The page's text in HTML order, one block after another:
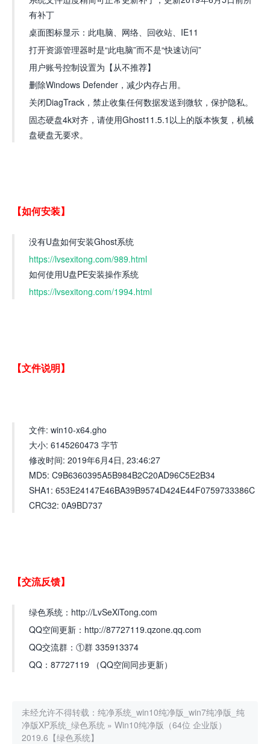
有补丁
桌面图标显示：此电脑、网络、回收站、IE11
打开资源管理器时是“此电脑”而不是“快速访问”
用户账号控制设置为【从不推荐】
删除Windows Defender，减少内存占用。
关闭DiagTrack，禁止收集任何数据发送到微软，保护隐私。
固态硬盘4k对齐，请使用Ghost11.5.1以上的版本恢复，机械
盘硬盘无要求。
【如何安装】
没有U盘如何安装Ghost系统
https://lvsexitong.com/989.html
如何使用U盘PE安装操作系统
https://lvsexitong.com/1994.html
【文件说明】
文件: win10-x64.gho
大小: 6145260473 字节
修改时间: 2019年6月4日, 23:46:27
MD5: C9B6360395A5B984B2C20AD96C5E2B34
SHA1: 653E24147E46BA39B9574D424E44F0759733386C
CRC32: 0A9BD737
【交流反馈】
绿色系统：http://LvSeXiTong.com
QQ空间更新：http://87727119.qzone.qq.com
QQ交流群：①群 335913374
QQ：87727119 （QQ空间同步更新）
未经允许不得转载： 纯净系统_win10纯净版_win7纯净版_纯
净版XP系统_绿色系统 » Win10纯净版（64位 企业版）
2019.6【绿色系统】